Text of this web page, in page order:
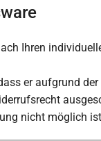
Ihren
er aufgrund
nicht möglich